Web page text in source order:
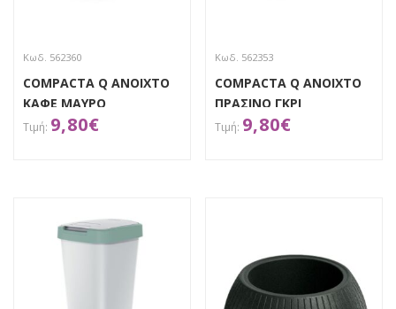
Κωδ. 562360
COMPACTA Q ΑΝΟΙΧΤΟ
ΚΑΦΕ ΜΑΥΡΟ
ΠΛΑΣΤΙΚΟΣ ΚΑΔΟΣ 12LT
9,80€
Κωδ. 562353
COMPACTA Q ΑΝΟΙΧΤΟ
ΠΡΑΣΙΝΟ ΓΚΡΙ
ΠΛΑΣΤΙΚΟΣ ΚΑΔΟΣ 12LT
9,80€